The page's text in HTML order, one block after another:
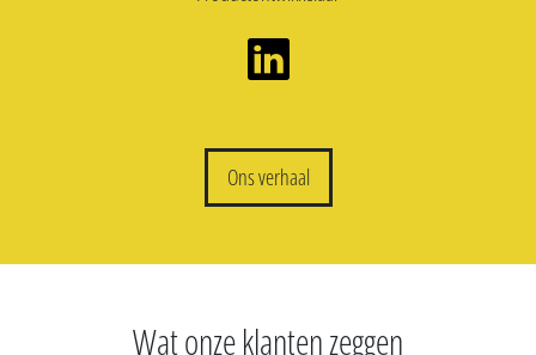
Ons verhaal
Wat onze klanten zeggen